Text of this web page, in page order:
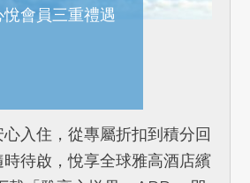
悅會員三重禮遇
入住，從專屬折扣到積分回
待啟，悅享全球雅高酒店繽